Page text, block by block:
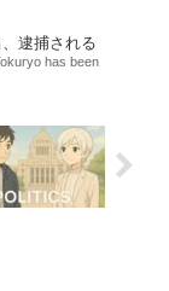
逮捕される
has been